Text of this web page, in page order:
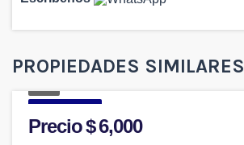
PROPIEDADES SIMILARES
ALQUILER
Precio $ 6,000